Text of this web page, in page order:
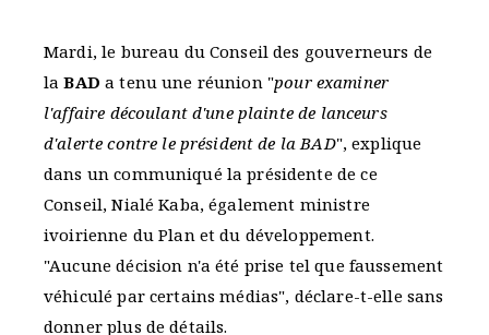
Mardi, le bureau du Conseil des gouverneurs de
laBAD a tenu une réunion "pour examiner
l'affaire découlant d'une plainte de lanceurs
d'alerte contre le président de la BAD", explique
dans un communiqué la présidente de ce
Conseil, Nialé Kaba, également ministre
ivoirienne du Plan et du développement.
"Aucune décision n'a été prise tel que faussement
véhiculé par certains médias", déclare-t-elle sans
donner plus de détails.